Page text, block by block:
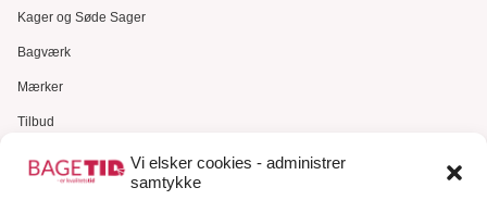
Vi elsker cookies - administrer
samtykke
Kager og Søde Sager
Bagværk
Mærker
Tilbud
Gavekort
Kundeservice